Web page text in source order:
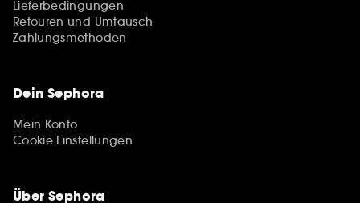
Lieferbedingungen
Retouren und Umtausch
Zahlungsmethoden
Dein Sephora
Mein Konto
Cookie Einstellungen
Über Sephora